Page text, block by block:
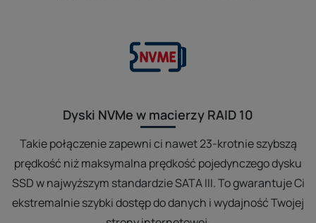
Dyski NVMe w macierzy RAID 10
Takie połączenie zapewni ci nawet 23-krotnie szybszą
prędkość niż maksymalna prędkość pojedynczego dysku
SSD w najwyższym standardzie SATA III. To gwarantuje Ci
ekstremalnie szybki dostęp do danych i wydajność Twojej